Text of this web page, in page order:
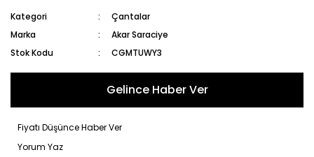
Kategori
Çantalar
Marka
Akar Saraciye
Stok Kodu
CGMTUWY3
Gelince Haber Ver
Fiyatı Düşünce Haber Ver
Yorum Yaz